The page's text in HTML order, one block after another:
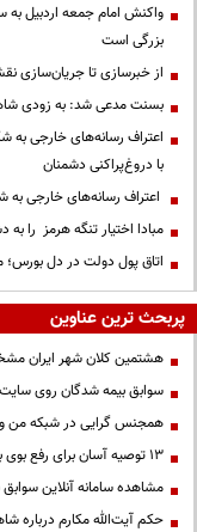
واکنش امام جمعه اردبیل به
بزرگی است
از خبرسازی تا جریان‌سازی
بسنت مدعی شد: به زودی
اعتراف رسانه‌های خارجی به
با دروغ‌پراکنی دشمنان
اعتراف رسانه‌های خارجی
مبادا اختیار تنگه هرمز را
اتاق پول دولت در دل بورس؛
پربحث ترین عناوین
هشتمین کلان شهر ایران
سوابق بیمه شدگان روی
همجنس گرایی در شبکه من
13 توصیه آسان برای رفع بوی بد دهان
مشاهده سامانه آنلاين سوابق
حكم آيت‌الله مكارم درباره